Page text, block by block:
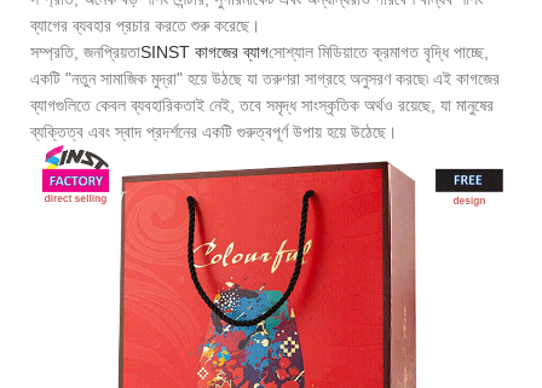
ব্যাগের ব্যবহার প্রচার করতে শুরু করেছে।
সম্প্রতি, জনপ্রিয়তাSINST কাগজের ব্যাগসোশ্যাল মিডিয়াতে ক্রমাগত বৃদ্ধি পাচ্ছে,
একটি "নতুন সামাজিক মুদ্রা" হয়ে উঠছে যা তরুণরা সাগ্রহে অনুসরণ করছে৷ এই কাগজের
ব্যাগগুলিতে কেবল ব্যবহারিকতাই নেই, তবে সমৃদ্ধ সাংস্কৃতিক অর্থও রয়েছে, যা মানুষের
ব্যক্তিত্ব এবং স্বাদ প্রদর্শনের একটি গুরুত্বপূর্ণ উপায় হয়ে উঠেছে।